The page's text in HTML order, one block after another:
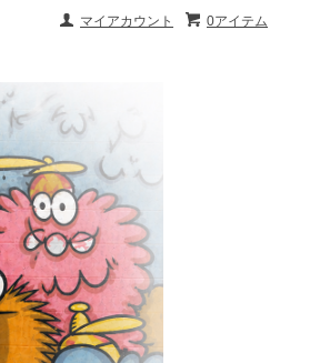
0アイテム
マイアカウント